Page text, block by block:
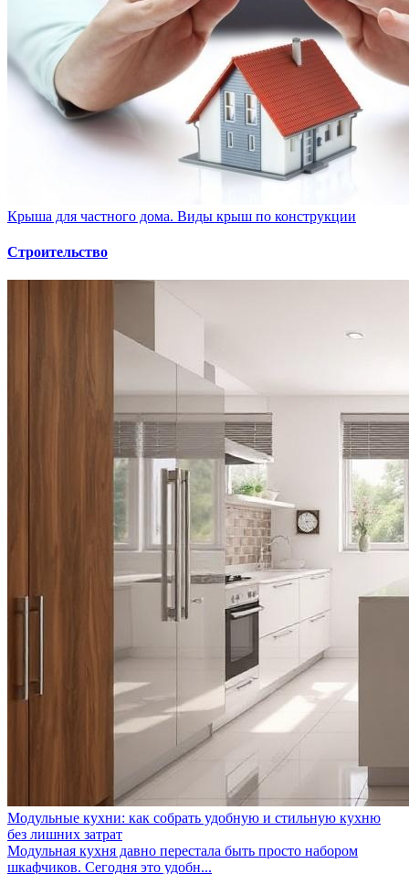
Крыша для частного дома. Виды крыш по конструкции
Строительство
Модульные кухни: как собрать удобную и стильную кухню
без лишних затрат
Модульная кухня давно перестала быть просто набором
шкафчиков. Сегодня это удобн...